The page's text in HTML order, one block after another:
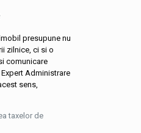
presupune nu
zilnice, ci si o
comunicare
Administrare
sens,
taxelor de